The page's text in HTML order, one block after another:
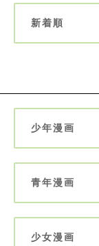
新着順
少年漫画
青年漫画
少女漫画